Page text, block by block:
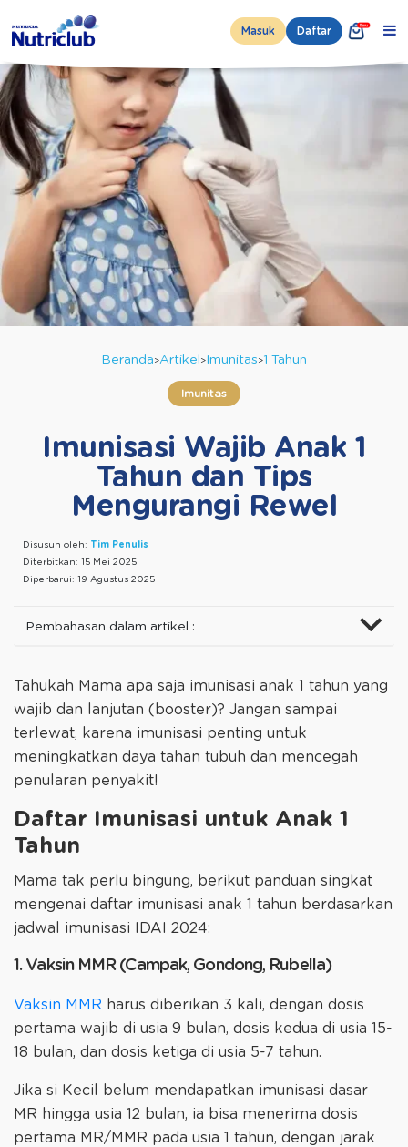
Masuk Daftar
Beranda Artikel Imunitas 1 Tahun
Imunitas
Imunisasi Wajib Anak 1
Tahun dan Tips
Mengurangi Rewel
Disusun oleh: Tim Penulis
Diterbitkan: 15 Mei 2025
Diperbarui: 19 Agustus 2025
Pembahasan dalam artikel :
Tahukah Mama apa saja imunisasi anak 1 tahun yang
wajib dan lanjutan (booster)? Jangan sampai
terlewat, karena imunisasi penting untuk
meningkatkan daya tahan tubuh dan mencegah
penularan penyakit!
Daftar Imunisasi untuk Anak 1
Tahun
Mama tak perlu bingung, berikut panduan singkat
mengenai daftar imunisasi anak 1 tahun berdasarkan
jadwal imunisasi IDAI 2024:
1. Vaksin MMR (Campak, Gondong, Rubella)
Vaksin MMR harus diberikan 3 kali, dengan dosis
pertama wajib di usia 9 bulan, dosis kedua di usia 15-
18 bulan, dan dosis ketiga di usia 5-7 tahun.
Jika si Kecil belum mendapatkan imunisasi dasar
MR hingga usia 12 bulan, ia bisa menerima dosis
pertama MR/MMR pada usia 1 tahun, dengan jarak